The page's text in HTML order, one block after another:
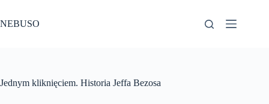
treści
NEBUSO
Jednym kliknięciem. Historia Jeffa Bezosa